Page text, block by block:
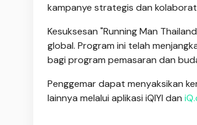
kampanye strategis dan
Kesuksesan "Running Man
global. Program ini telah
bagi program pemasaran dan
Penggemar dapat menyaksikan
lainnya melalui aplikasi iQIYI dan